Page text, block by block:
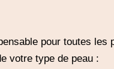
pour toutes
votre type de peau :